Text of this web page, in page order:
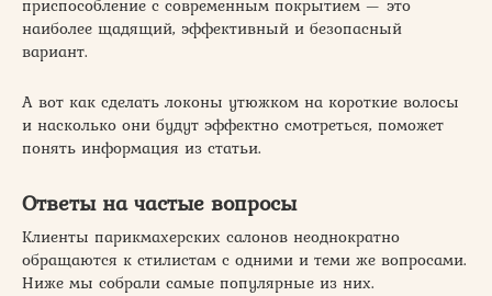
приспособление с современным покрытием — это
наиболее щадящий, эффективный и безопасный
вариант.
А вот как сделать локоны утюжком на короткие волосы
и насколько они будут эффектно смотреться, поможет
понять информация из статьи.
Ответы на частые вопросы
Клиенты парикмахерских салонов неоднократно
обращаются к стилистам с одними и теми же вопросами.
Ниже мы собрали самые популярные из них.